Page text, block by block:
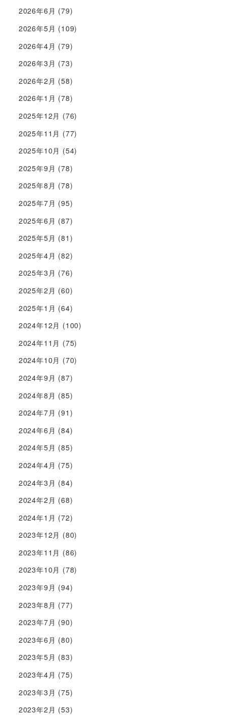
2026年6月 (79)
2026年5月 (109)
2026年4月 (79)
2026年3月 (73)
2026年2月 (58)
2026年1月 (78)
2025年12月 (76)
2025年11月 (77)
2025年10月 (54)
2025年9月 (78)
2025年8月 (78)
2025年7月 (95)
2025年6月 (87)
2025年5月 (81)
2025年4月 (82)
2025年3月 (76)
2025年2月 (60)
2025年1月 (64)
2024年12月 (100)
2024年11月 (75)
2024年10月 (70)
2024年9月 (87)
2024年8月 (85)
2024年7月 (91)
2024年6月 (84)
2024年5月 (85)
2024年4月 (75)
2024年3月 (84)
2024年2月 (68)
2024年1月 (72)
2023年12月 (80)
2023年11月 (86)
2023年10月 (78)
2023年9月 (94)
2023年8月 (77)
2023年7月 (90)
2023年6月 (80)
2023年5月 (83)
2023年4月 (75)
2023年3月 (75)
2023年2月 (53)